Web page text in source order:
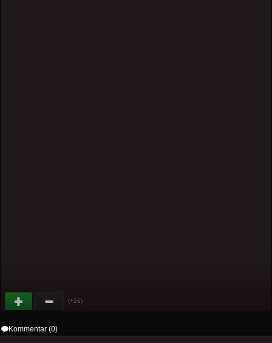
(+26)
Kommentar (0)